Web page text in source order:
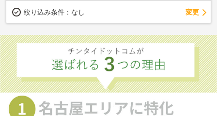
絞り込み条件： なし 変更